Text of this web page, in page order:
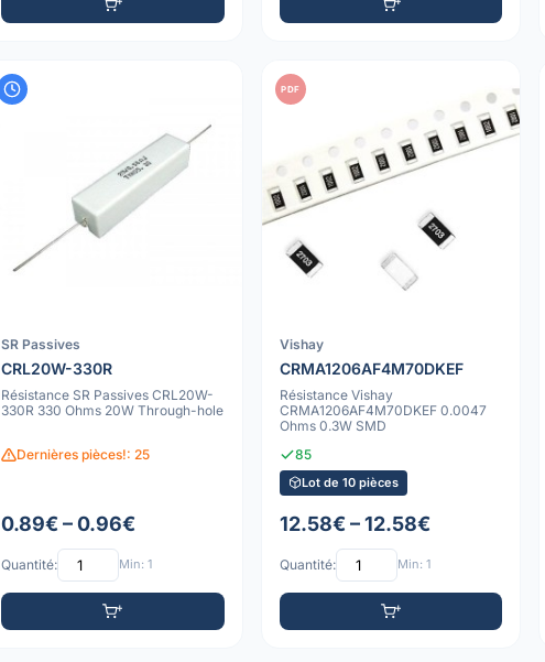
SR Passives
CRL20W-330R
Résistance SR Passives CRL20W-
330R 330 Ohms 20W Through-hole
Dernières pièces!: 25
0.89€ – 0.96€
Quantité: Min: 1
PDF
Vishay
CRMA1206AF4M70DKEF
Résistance Vishay
CRMA1206AF4M70DKEF 0.0047
Ohms 0.3W SMD
85
Lot de 10 pièces
12.58€ – 12.58€
Quantité: Min: 1